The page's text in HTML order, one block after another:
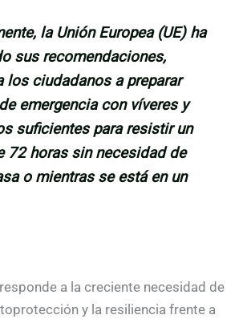
la Unión Europea (UE) ha
sus recomendaciones,
los ciudadanos a preparar
emergencia con víveres y
suficientes para resistir un
72 horas sin necesidad de
o mientras se está en un
a la creciente necesidad de
y la resiliencia frente a